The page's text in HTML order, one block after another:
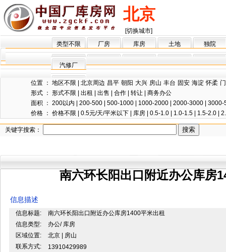
北京
[切换城市]
类型不限
厂房 库房 土地 独院
汽修厂
位置 ： 地区不限 北京周边 昌平 朝阳 大兴 房山 丰台 固安 海淀 怀柔
形式 ： 形式不限 出租 出售 合作 转让
商务办公
面积 ： 200以内 200-500 500-1000 1000-2000 2000-3000
3000-
价格 ： 价格不限 0.5元/天/平米以下 库房 0.5-1.0 1.0-1.5 1.5-2.0
关键字搜索：
南六环长阳出口附近办公库房
信息描述
信息标题:
南六环长阳出口附近办公库房1400平米出租
信息类型:
办公/ 库房
区域位置:
北京 | 房山
联系方式:
13910429989